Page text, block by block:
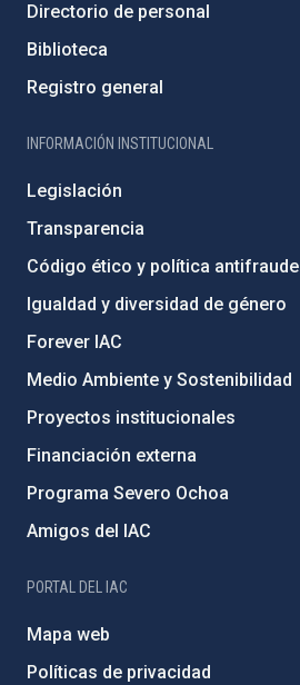
Directorio de personal
Biblioteca
Registro general
INFORMACIÓN INSTITUCIONAL
Legislación
Transparencia
Código ético y política antifraude
Igualdad y diversidad de género
Forever IAC
Medio Ambiente y Sostenibilidad
Proyectos institucionales
Financiación externa
Programa Severo Ochoa
Amigos del IAC
PORTAL DEL IAC
Mapa web
Políticas de privacidad